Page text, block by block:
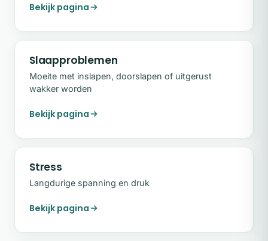
Bekijk pagina
Slaapproblemen
Moeite met inslapen, doorslapen of uitgerust
wakker worden
Bekijk pagina
Stress
Langdurige spanning en druk
Bekijk pagina